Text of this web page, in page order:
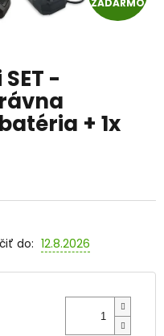
A
ZADARMO
-
+ 1x
do: 12.8.2026